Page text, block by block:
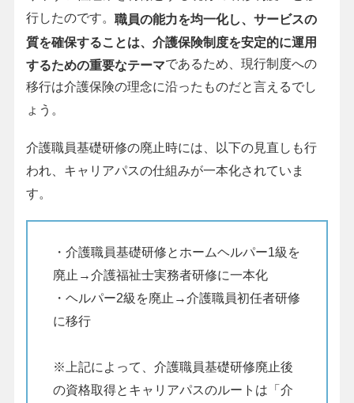
行したのです。 職員の能力を均一化し、サービスの
質を確保することは、介護保険制度を安定的に運用
するための重要なテーマであるため、現行制度への
移行は介護保険の理念に沿ったものだと言えるでし
ょう。
介護職員基礎研修の廃止時には、以下の見直しも行
われ、キャリアパスの仕組みが一本化されていま
す。
・介護職員基礎研修とホームヘルパー1級を
廃止→介護福祉士実務者研修に一本化
・ヘルパー2級を廃止→介護職員初任者研修
に移行
※上記によって、介護職員基礎研修廃止後
の資格取得とキャリアパスのルートは「介